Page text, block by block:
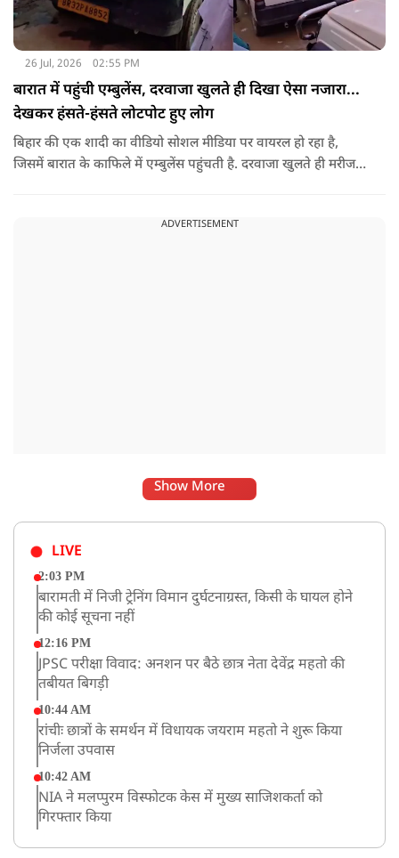
26 Jul, 2026 02:55 PM
बारात में पहुंची एम्बुलेंस, दरवाजा खुलते ही दिखा ऐसा नजारा...
देखकर हंसते-हंसते लोटपोट हुए लोग
बिहार की एक शादी का वीडियो सोशल मीडिया पर वायरल हो रहा है,
जिसमें बारात के काफिले में एम्बुलेंस पहुंचती है. दरवाजा खुलते ही मरीज
ADVERTISEMENT
Show More
LIVE
2:03 PM
बारामती में निजी ट्रेनिंग विमान दुर्घटनाग्रस्त, किसी के घायल होने
की कोई सूचना नहीं
12:16 PM
JPSC परीक्षा विवाद: अनशन पर बैठे छात्र नेता देवेंद्र महतो की
तबीयत बिगड़ी
10:44 AM
रांचीः छात्रों के समर्थन में विधायक जयराम महतो ने शुरू किया
निर्जला उपवास
10:42 AM
NIA ने मलप्पुरम विस्फोटक केस में मुख्य साजिशकर्ता को
गिरफ्तार किया